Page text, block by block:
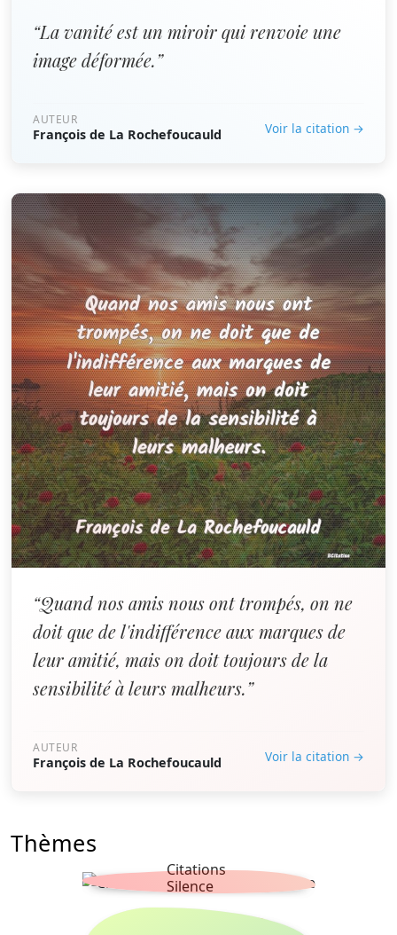
“La vanité est un miroir qui renvoie une
image déformée.”
AUTEUR
François de La Rochefoucauld Voir la citation →
“Quand nos amis nous ont trompés, on ne
doit que de l'indifférence aux marques de
leur amitié, mais on doit toujours de la
sensibilité à leurs malheurs.”
AUTEUR
François de La Rochefoucauld Voir la citation →
Thèmes
Citations
Silence